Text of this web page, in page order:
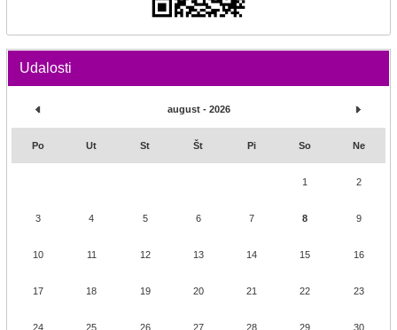
Udalosti
august - 2026
Po Ut St Št Pi So Ne
1 2
3 4 5 6 7 8 9
10 11 12 13 14 15 16
17 18 19 20 21 22 23
24 25 26 27 28 29 30